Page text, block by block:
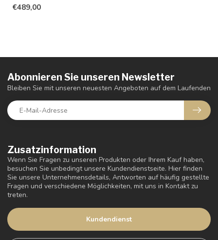
€489,00
Zusatzinformation
Wenn Sie Fragen zu unseren Produkten oder Ihrem Kauf haben,
besuchen Sie unbedingt unsere Kundendienstseite. Hier finden
Sie unsere Unternehmensdetails, Antworten auf häufig gestellte
Fragen und verschiedene Möglichkeiten, mit uns in Kontakt zu
treten.
Kundendienst
Abonnieren Sie unseren Newsletter
Bleiben Sie mit unseren neuesten Angeboten auf dem Laufenden